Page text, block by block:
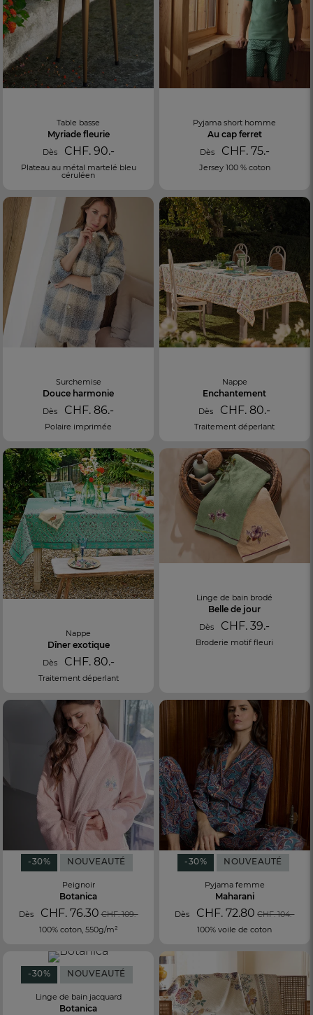
Table basse
Myriade fleurie
Dès CHF. 90.-
Plateau au métal martelé bleu
céruléen
Pyjama short homme
Au cap ferret
Dès CHF. 75.-
Jersey 100 % coton
Surchemise
Douce harmonie
Dès CHF. 86.-
Polaire imprimée
Nappe
Enchantement
Dès CHF. 80.-
Traitement déperlant
Nappe
Dîner exotique
Dès CHF. 80.-
Traitement déperlant
Linge de bain brodé
Belle de jour
Dès CHF. 39.-
Broderie motif fleuri
-30% NOUVEAUTÉ
Peignoir
Botanica
Dès CHF. 76.30 CHF. 109.-
100% coton, 550g/m²
-30% NOUVEAUTÉ
Pyjama femme
Maharani
Dès CHF. 72.80 CHF. 104.-
100% voile de coton
-30% NOUVEAUTÉ
Linge de bain jacquard
Botanica